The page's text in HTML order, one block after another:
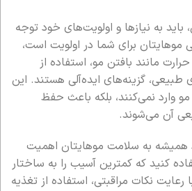
باید به نیازها و اولویت‌های خود توجه
موهایتان برای شما در اولویت است،
مانند بافتن مو، استفاده از
طبیعی، گزینه‌های ایده‌آلی هستند. این
وارد نمی‌کنند، بلکه باعث حفظ
آن می‌شوند.
همیشه به سلامت موهایتان اهمیت
کنید که کمترین آسیب را به ساختار
نکات مراقبتی، استفاده از تغذیه